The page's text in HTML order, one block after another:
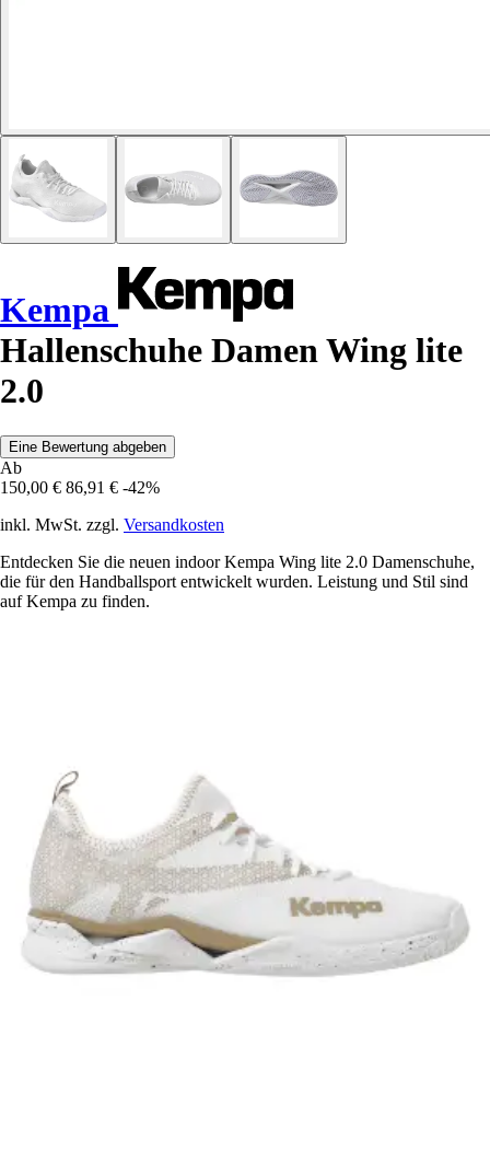
Kempa
Hallenschuhe Damen Wing lite
2.0
Eine Bewertung abgeben
Ab
150,00 € 86,91 € -42%
inkl. MwSt. zzgl. Versandkosten
Entdecken Sie die neuen indoor Kempa Wing lite 2.0 Damenschuhe,
die für den Handballsport entwickelt wurden. Leistung und Stil sind
auf Kempa zu finden.